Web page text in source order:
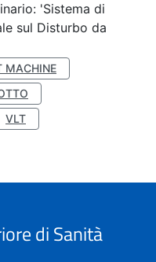
'Sistema di
sul Disturbo da
MACHINE
VLT
di Sanità